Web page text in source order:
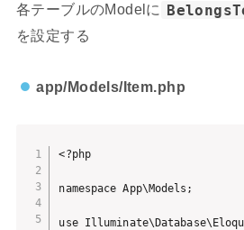
各テーブルのModelに
を設定する
app/Models/Item.php
<?php
namespace App\Models;
use